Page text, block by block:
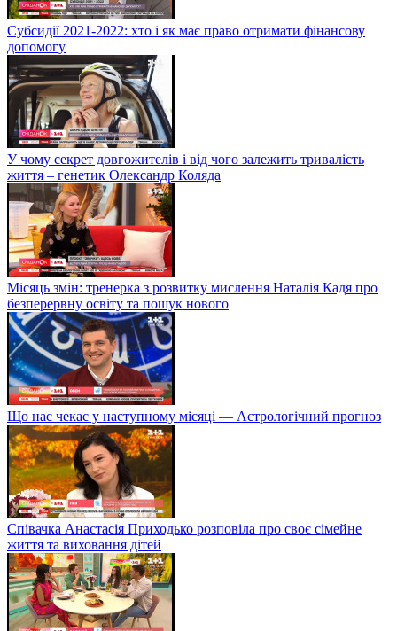
Субсидії 2021-2022: хто і як має право отримати фінансову
допомогу
У чому секрет довгожителів і від чого залежить тривалість
життя – генетик Олександр Коляда
Місяць змін: тренерка з розвитку мислення Наталія Кадя про
безперервну освіту та пошук нового
Що нас чекає у наступному місяці — Астрологічний прогноз
Співачка Анастасія Приходько розповіла про своє сімейне
життя та виховання дітей